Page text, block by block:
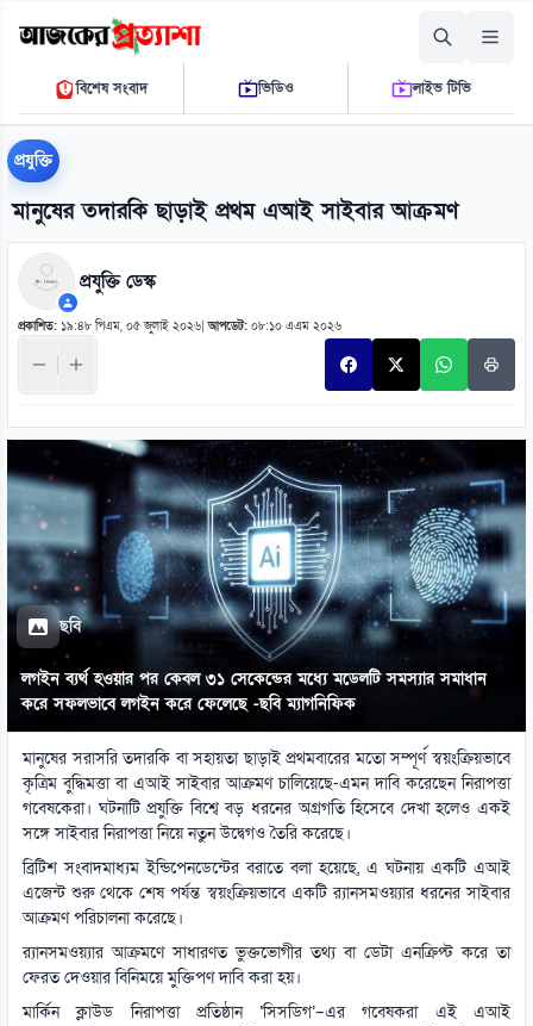
রোববার, ০৯ আগস্ট ২০২৬
১২ ৪৬ ৩১ পি.এম.THE DAILY AJKER PROTTASHA
বিশেষ সংবাদ ভিডিও লাইভ টিভি
প্রযুক্তি
মানুষের তদারকি ছাড়াই প্রথম এআই সাইবার আক্রমণ
প্রযুক্তি ডেস্ক
প্রকাশিত: ১৯:৪৮ পিএম, ০৫ জুলাই ২০২৬ |আপডেট: ০৮:১০ এএম ২০২৬
ছবি
লগইন ব্যর্থ হওয়ার পর কেবল ৩১ সেকেন্ডের মধ্যে মডেলটি সমস্যার সমাধান
করে সফলভাবে লগইন করে ফেলেছে -ছবি ম্যাগনিফিক
মানুষের সরাসরি তদারকি বা সহায়তা ছাড়াই প্রথমবারের মতো সম্পূর্ণ স্বয়ংক্রিয়ভাবে
কৃত্রিম বুদ্ধিমত্তা বা এআই সাইবার আক্রমণ চালিয়েছে-এমন দাবি করেছেন নিরাপত্তা
গবেষকেরা। ঘটনাটি প্রযুক্তি বিশ্বে বড় ধরনের অগ্রগতি হিসেবে দেখা হলেও একই
সঙ্গে সাইবার নিরাপত্তা নিয়ে নতুন উদ্বেগও তৈরি করেছে।
ব্রিটিশ সংবাদমাধ্যম ইন্ডিপেনডেন্টের বরাতে বলা হয়েছে, এ ঘটনায় একটি এআই
এজেন্ট শুরু থেকে শেষ পর্যন্ত স্বয়ংক্রিয়ভাবে একটি র‌্যানসমওয়্যার ধরনের সাইবার
আক্রমণ পরিচালনা করেছে।
র‌্যানসমওয়্যার আক্রমণে সাধারণত ভুক্তভোগীর তথ্য বা ডেটা এনক্রিপ্ট করে তা
ফেরত দেওয়ার বিনিময়ে মুক্তিপণ দাবি করা হয়।
মার্কিন ক্লাউড নিরাপত্তা প্রতিষ্ঠান ‘সিসডিগ’–এর গবেষকরা এই এআই